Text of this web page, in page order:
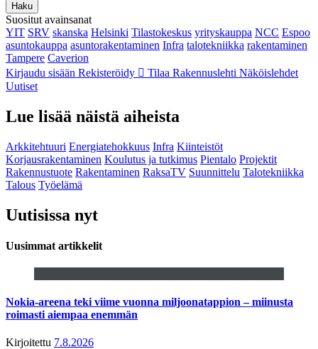
Haku
Suositut avainsanat
YIT SRV skanska Helsinki Tilastokeskus yrityskauppa NCC Espoo
asuntokauppa asuntorakentaminen Infra talotekniikka rakentaminen
Tampere Caverion
Kirjaudu sisään Rekisteröidy Tilaa Rakennuslehti Näköislehdet
Uutiset
Lue lisää näistä aiheista
Arkkitehtuuri Energiatehokkuus Infra Kiinteistöt
Korjausrakentaminen Koulutus ja tutkimus Pientalo Projektit
Rakennustuote Rakentaminen RaksaTV Suunnittelu Talotekniikka
Talous Työelämä
Uutisissa nyt
Uusimmat artikkelit
Nokia-areena teki viime vuonna miljoonatappion – miinusta
roimasti aiempaa enemmän
Kirjoitettu 7.8.2026